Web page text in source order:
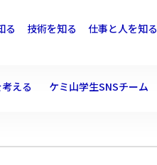
る 技術を知る 仕事と人を知る
える ケミ山学生SNSチーム